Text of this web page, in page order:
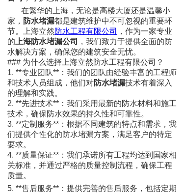
在繁华的上海，无论是高楼大厦还是温馨小
家， 防水堵漏都是建筑维护中不可忽视的重要环
节。上海立然防水工程有限公司
，作为一家专业
的 上海防水堵漏公司
，我们致力于提供全面的防
水解决方案，确保您的建筑安全无忧。
### 为什么选择上海立然防水工程有限公司？
1. **专业团队**：我们的团队由经验丰富的工程师
和技术人员组成，他们对防水堵漏技术有着深入
的理解和实践。
2. **先进技术**：我们采用最新的防水材料和施工
技术，确保防水效果的持久性和可靠性。
3. **定制服务**：根据不同建筑的特点和需求，我
们提供个性化的防水堵漏方案，满足客户的特定
要求。
4. **质量保证**：我们承诺所有工程均达到国家相
关标准，并通过严格的质量控制流程，确保工程
质量。
5. **售后服务**：提供完善的售后服务，包括定期